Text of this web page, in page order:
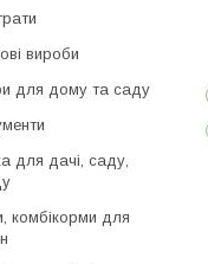
вироби
для дому та саду
для дачі, саду,
комбікорми для